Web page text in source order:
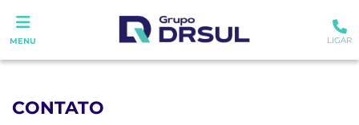
MENU LIGAR
CONTATO